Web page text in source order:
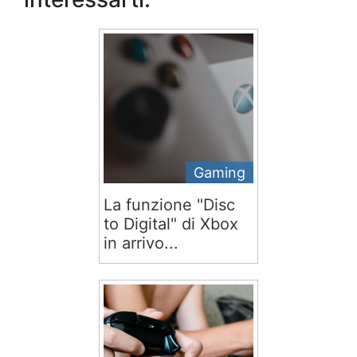
Gaming
La funzione "Disc
to Digital" di Xbox
in arrivo...